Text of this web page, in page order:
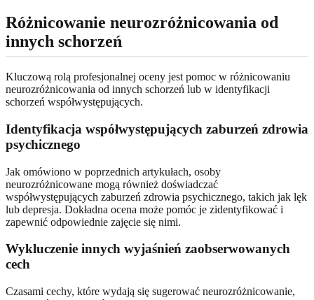
Różnicowanie neurozróżnicowania od
innych schorzeń
Kluczową rolą profesjonalnej oceny jest pomoc w różnicowaniu
neurozróżnicowania od innych schorzeń lub w identyfikacji
schorzeń współwystępujących.
Identyfikacja współwystępujących zaburzeń zdrowia
psychicznego
Jak omówiono w poprzednich artykułach, osoby
neurozróżnicowane mogą również doświadczać
współwystępujących zaburzeń zdrowia psychicznego, takich jak lęk
lub depresja. Dokładna ocena może pomóc je zidentyfikować i
zapewnić odpowiednie zajęcie się nimi.
Wykluczenie innych wyjaśnień zaobserwowanych
cech
Czasami cechy, które wydają się sugerować neurozróżnicowanie,